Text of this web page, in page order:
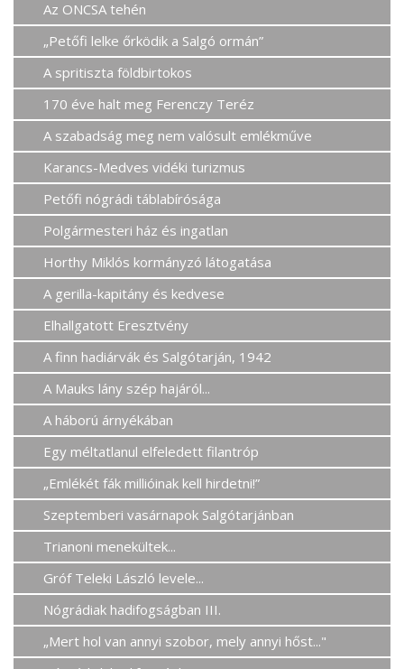
Az ONCSA tehén
„Petőfi lelke őrködik a Salgó ormán”
A spritiszta földbirtokos
170 éve halt meg Ferenczy Teréz
A szabadság meg nem valósult emlékműve
Karancs-Medves vidéki turizmus
Petőfi nógrádi táblabírósága
Polgármesteri ház és ingatlan
Horthy Miklós kormányzó látogatása
A gerilla-kapitány és kedvese
Elhallgatott Eresztvény
A finn hadiárvák és Salgótarján, 1942
A Mauks lány szép hajáról...
A háború árnyékában
Egy méltatlanul elfeledett filantróp
„Emlékét fák millióinak kell hirdetni!”
Szeptemberi vasárnapok Salgótarjánban
Trianoni menekültek...
Gróf Teleki László levele...
Nógrádiak hadifogságban III.
„Mert hol van annyi szobor, mely annyi hőst..."